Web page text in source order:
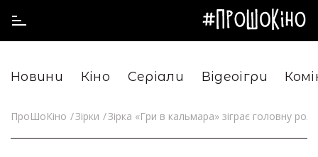
Новини Кіно Серіали Відеоігри
ПроШоКіно Зірки Зірка «Гри в кальмара» зіграє головну